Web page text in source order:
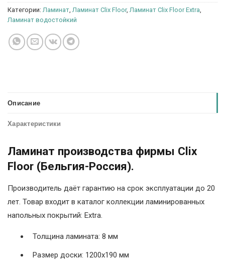
Категории: Ламинат Ламинат Clix Floor, Ламинат Clix Floor Extra
Ламинат водостойкий
Описание
Характеристики
Ламинат производства фирмы Clix
Floor (Бельгия-Россия).
Производитель даёт гарантию на срок эксплуатации до 20
лет. Товар входит в каталог коллекции ламинированных
напольных покрытий: Extra.
Толщина ламината: 8 мм
Размер доски: 1200х190 мм